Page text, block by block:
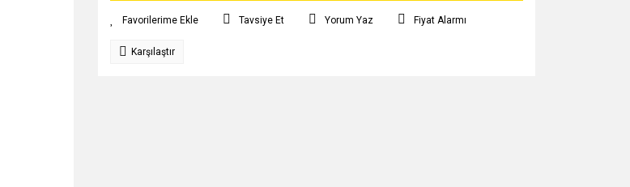
Tavsiye Et Yorum Yaz Fiyat Alarmı
Karşılaştır